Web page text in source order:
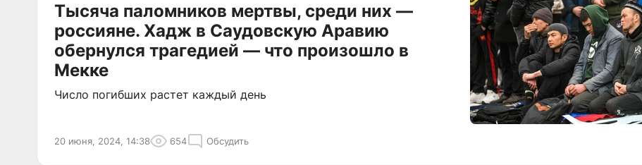
Тысяча паломников мертвы, среди них —
россияне. Хадж в Саудовскую Аравию
обернулся трагедией — что произошло в
Мекке
Число погибших растет каждый день
20 июня, 2024, 14:38 654 Обсудить